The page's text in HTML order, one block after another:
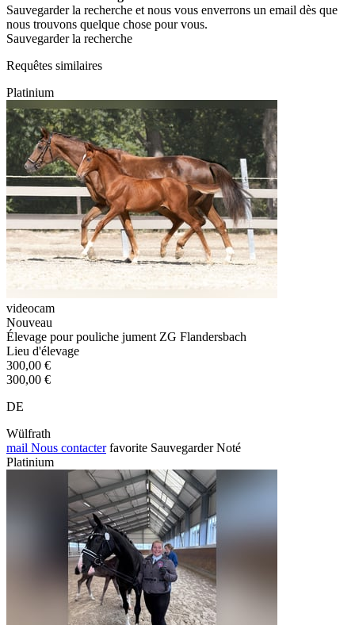
Sauvegarder la recherche et nous vous enverrons un email dès que
nous trouvons quelque chose pour vous.
Sauvegarder la recherche
Requêtes similaires
Platinium
videocam
Nouveau
Élevage pour pouliche jument ZG Flandersbach
Lieu d'élevage
300,00 €
300,00 €
DE
Wülfrath
mail Nous contacter favorite Sauvegarder Noté
Platinium